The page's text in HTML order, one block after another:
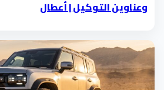
وعناوين التوكيل | أعطال